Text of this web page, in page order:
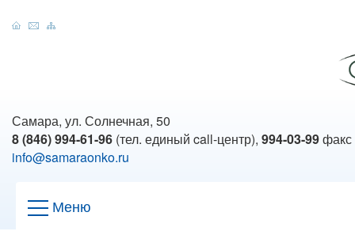
Самара, ул. Солнечная, 50
8 (846) 994-61-96 (тел. единый call-центр), 994-03-99факс
info@samaraonko.ru
Меню